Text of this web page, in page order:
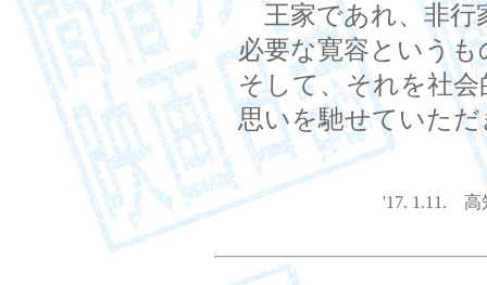
王家であれ、非行
必要な寛容という
そして、それを社
思いを馳せていた
'17. 1.11. 高